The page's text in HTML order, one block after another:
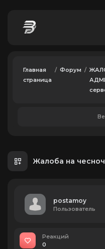
Главная
страница
/ Форум /
Жалоба на
postamoy
Пользователь
Реакций
0